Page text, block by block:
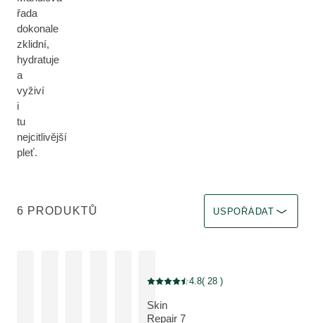
řada
dokonale
zklidní,
hydratuje
a
vyživí
i
tu
nejcitlivější
pleť.
6 PRODUKTŮ USPOŘÁDAT
Skin
Repair 7
Aktuální hodnocení: 4.8 z 5 hvězdiček
4.8( 28 )